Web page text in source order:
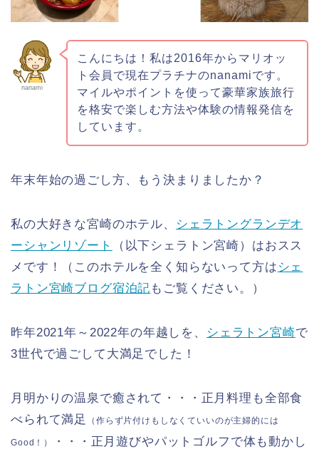
nanami
こんにちは！私は2016年からマリオッ
ト会員で現在プラチナのnanamiです。
マイルやポイントを使って豪華家族旅行
を格安で楽しむ方法や体験の情報発信を
しています。
年末年始の過ごし方、もう決まりましたか？
私の大好きな宮崎のホテル、
シェラトングランデオ
ーシャンリゾート
（以下シェラトン宮崎）はおスス
メです！（このホテルを全く知らないって方は シェ
ラトン宮崎ブログ宿泊記 もご覧ください。）
昨年2021年～2022年の年越しを、 シェラトン宮崎で
3世代で過ごして大満足でした！
月明かりの温泉で癒されて・・・正月料理も全部食
べられて満足
（作らず片付けもしなくていいのが主婦的には
Good！）
・・・正月遊びやパットゴルフで体も動かし